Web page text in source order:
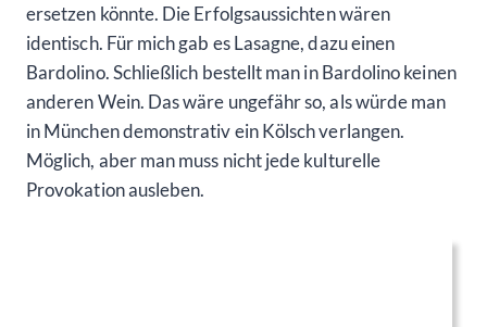
ersetzen könnte. Die Erfolgsaussichten wären
identisch. Für mich gab es Lasagne, dazu einen
Bardolino. Schließlich bestellt man in Bardolino keinen
anderen Wein. Das wäre ungefähr so, als würde man
in München demonstrativ ein Kölsch verlangen.
Möglich, aber man muss nicht jede kulturelle
Provokation ausleben.